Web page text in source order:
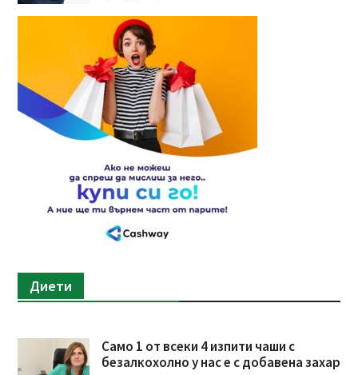
Диети
Само 1 от всеки 4 изпити чаши с
безалкохолно у нас е с добавена захар